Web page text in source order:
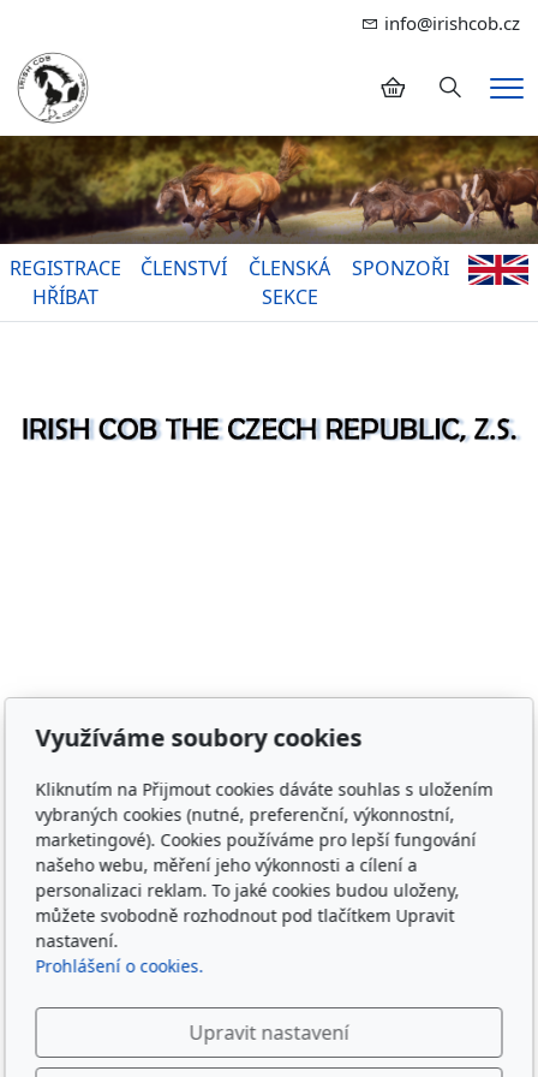
info@irishcob.cz
Hledání
REGISTRACE
HŘÍBAT
ČLENSTVÍ
ČLENSKÁ
SEKCE
SPONZOŘI
Adresa
Irish Cob the Czech Republic, z.s.
IČ 22852778
Bankovní spojení: 2001874788/2010
Kontakt
Plemenná kniha
ON-LINE
Využíváme soubory cookies
Kliknutím na Přijmout cookies dáváte souhlas s uložením
vybraných cookies (nutné, preferenční, výkonnostní,
marketingové). Cookies používáme pro lepší fungování
našeho webu, měření jeho výkonnosti a cílení a
personalizaci reklam. To jaké cookies budou uloženy,
můžete svobodně rozhodnout pod tlačítkem Upravit
nastavení.
Prohlášení o cookies.
Upravit nastavení